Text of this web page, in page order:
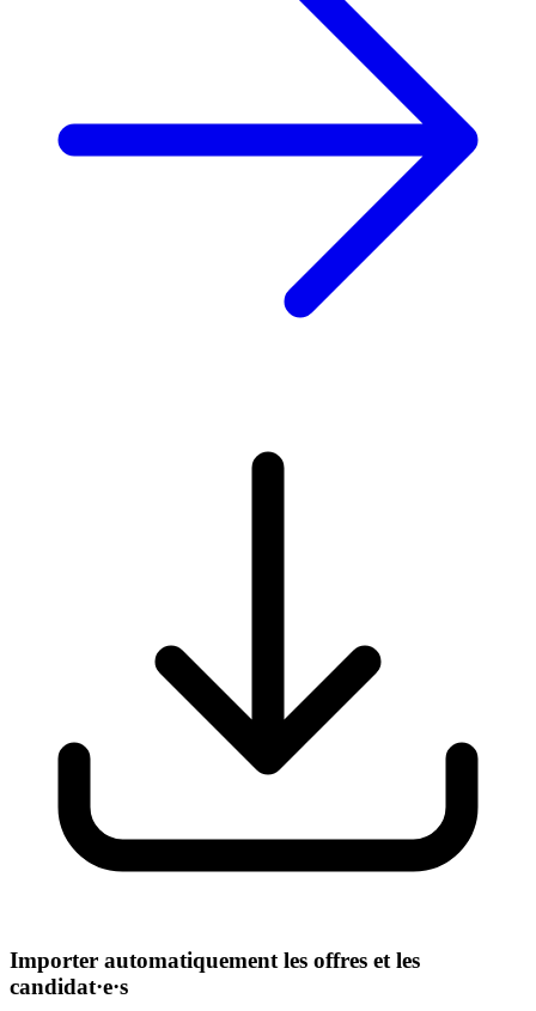
Importer automatiquement les offres et les
candidat·e·s